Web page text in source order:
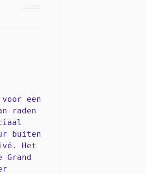
[SECURE]
een
raden
buiten
Het